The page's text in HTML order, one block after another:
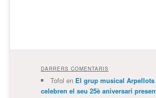
DARRERS COMENTARIS
Tofol en El grup musical Arpellots
celebren el seu 25è aniversari